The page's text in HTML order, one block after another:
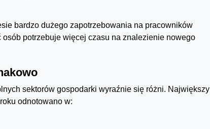
bardzo dużego zapotrzebowania na pracowników
potrzebuje więcej czasu na znalezienie nowego
sektorów gospodarki wyraźnie się różni. Największy
odnotowano w: